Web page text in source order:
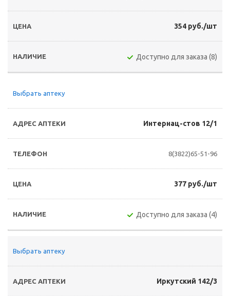
354 руб./шт
Доступно для заказа (8)
Выбрать аптеку
Интернац-стов 12/1
8(3822)65-51-96
377 руб./шт
Доступно для заказа (4)
Выбрать аптеку
Иркутский 142/3